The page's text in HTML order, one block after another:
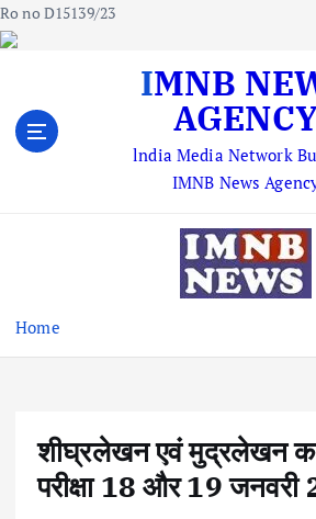
Ro no D15139/23
IMNB NEWS
lndia Media Network
IMNB News
Home
शीघ्रलेखन एवं मुद्रलेखन
परीक्षा 18 और 19